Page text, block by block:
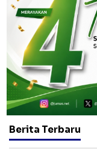
Berita Terbaru